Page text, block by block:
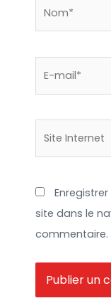
site dans le
commentaire.